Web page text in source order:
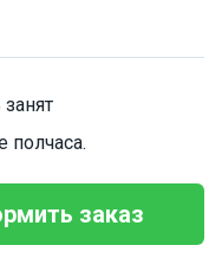
полчаса.
заказ